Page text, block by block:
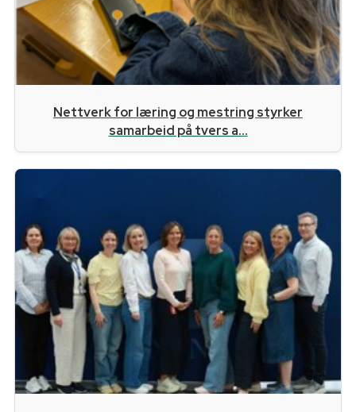
Nettverk for læring og mestring styrker
samarbeid på tvers a...